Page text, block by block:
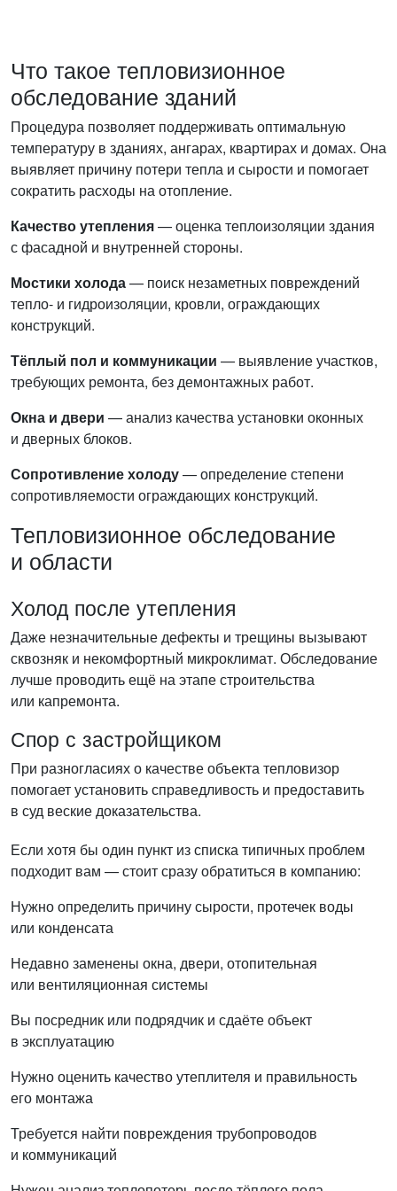
Что такое тепловизионное
обследование зданий
Процедура позволяет поддерживать оптимальную
температуру в зданиях, ангарах, квартирах и домах. Она
выявляет причину потери тепла и сырости и помогает
сократить расходы на отопление.
Качество утепления— оценка теплоизоляции здания
с фасадной и внутренней стороны.
Мостики холода— поиск незаметных повреждений
тепло- и гидроизоляции, кровли, ограждающих
конструкций.
Тёплый пол и коммуникации — выявление участков,
требующих ремонта, без демонтажных работ.
Окна и двери — анализ качества установки оконных
и дверных блоков.
Сопротивление холоду— определение степени
сопротивляемости ограждающих конструкций.
Тепловизионное обследование
и области
Холод после утепления
Даже незначительные дефекты и трещины вызывают
сквозняк и некомфортный микроклимат. Обследование
лучше проводить ещё на этапе строительства
или капремонта.
Спор с застройщиком
При разногласиях о качестве объекта тепловизор
помогает установить справедливость и предоставить
в суд веские доказательства.
Если хотя бы один пункт из списка типичных проблем
подходит вам — стоит сразу обратиться в компанию:
Нужно определить причину сырости, протечек воды
или конденсата
Недавно заменены окна, двери, отопительная
или вентиляционная системы
Вы посредник или подрядчик и сдаёте объект
в эксплуатацию
Нужно оценить качество утеплителя и правильность
его монтажа
Требуется найти повреждения трубопроводов
и коммуникаций